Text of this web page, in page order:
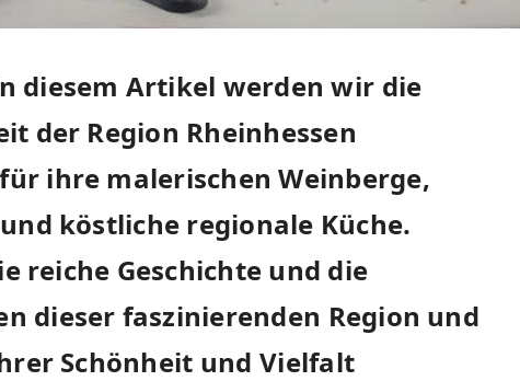
diesem Artikel werden wir ⁢die
der Region Rheinhessen
ihre‍ malerischen‍ Weinberge,
köstliche regionale Küche.
reiche Geschichte und die
dieser faszinierenden⁤ Region und
Schönheit ⁣und⁢ Vielfalt